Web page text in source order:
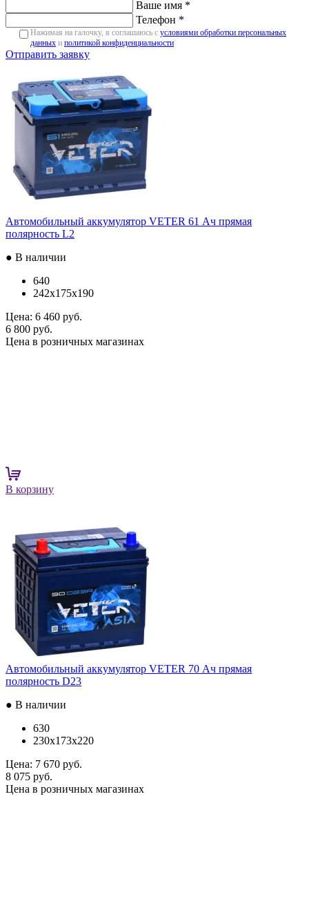
Ваше имя *
Телефон *
Нажимая на галочку, я соглашаюсь с условиями обработки персональных
данных и политикой конфиденциальности
Отправить заявку
Автомобильный аккумулятор VETER 61 Ач прямая
полярность L2
● В наличии
640
242x175x190
Цена: 6 460 руб.
6 800 руб.
Цена в розничных магазинах
В корзину
Автомобильный аккумулятор VETER 70 Ач прямая
полярность D23
● В наличии
630
230x173x220
Цена: 7 670 руб.
8 075 руб.
Цена в розничных магазинах